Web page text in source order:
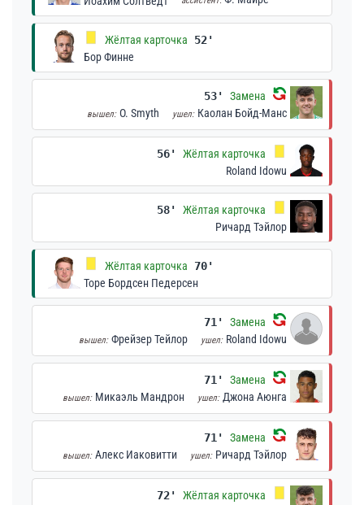
Жёлтая карточка
52'
Бор Финне
53' Замена
вышел: O. Smyth ушел: Каолан Бойд-Манс
56'
Жёлтая карточка
Roland Idowu
58'
Жёлтая карточка
Ричард Тэйлор
Жёлтая карточка
70'
Торе Бордсен Педерсен
71' Замена
вышел: Фрейзер Тейлор ушел: Roland Idowu
71' Замена
вышел: Микаэль Мандрон ушел: Джона Аюнга
71' Замена
вышел: Алекс Иаковитти ушел: Ричард Тэйлор
72'
Жёлтая карточка